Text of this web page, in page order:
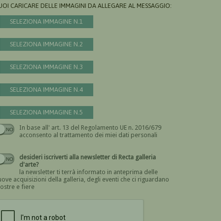
CARICARE DELLE IMMAGINI DA ALLEGARE AL MESSAGGIO:
SELEZIONA IMMAGINE N.1
SELEZIONA IMMAGINE N.2
SELEZIONA IMMAGINE N.3
SELEZIONA IMMAGINE N.4
SELEZIONA IMMAGINE N.5
In base all' art. 13 del Regolamento UE n. 2016/679
acconsento al trattamento dei miei dati personali
Devi dare il consenso
desideri iscriverti alla newsletter di Recta galleria
d'arte?
la newsletter ti terrà informato in anteprima delle
acquisizioni della galleria, degli eventi che ci riguardano
e fiere